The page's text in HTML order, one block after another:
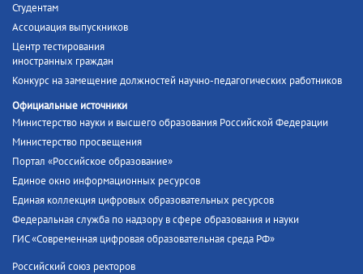
Студентам
Ассоциация выпускников
Центр тестирования
иностранных граждан
Конкурс на замещение должностей научно-педагогических работников
Официальные источники
Министерство науки и высшего образования Российской Федерации
Министерство просвещения
Портал «Российское образование»
Единое окно информационных ресурсов
Единая коллекция цифровых образовательных ресурсов
Федеральная служба по надзору в сфере образования и науки
ГИС «Современная цифровая образовательная среда РФ»
Российский союз ректоров